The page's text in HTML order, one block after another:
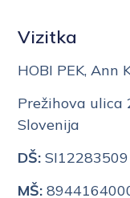
Vizitka
HOBI PEK, Ann
Prežihova ulica
Slovenija
DŠ: SI12283509
MŠ: